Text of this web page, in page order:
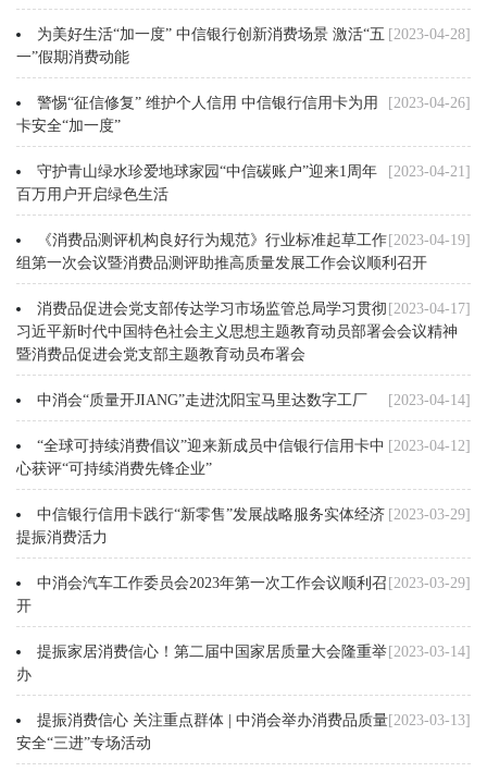
[2023-04-28]
为美好生活“加一度” 中信银行创新消费场景 激活“五
一”假期消费动能
[2023-04-26]
警惕“征信修复” 维护个人信用 中信银行信用卡为用
卡安全“加一度”
[2023-04-21]
守护青山绿水珍爱地球家园“中信碳账户”迎来1周年
百万用户开启绿色生活
[2023-04-19]
《消费品测评机构良好行为规范》行业标准起草工作
组第一次会议暨消费品测评助推高质量发展工作会议顺利召开
[2023-04-17]
消费品促进会党支部传达学习市场监管总局学习贯彻
习近平新时代中国特色社会主义思想主题教育动员部署会会议精神
暨消费品促进会党支部主题教育动员布署会
[2023-04-14]
中消会“质量开JIANG”走进沈阳宝马里达数字工厂
[2023-04-12]
“全球可持续消费倡议”迎来新成员中信银行信用卡中
心获评“可持续消费先锋企业”
[2023-03-29]
中信银行信用卡践行“新零售”发展战略服务实体经济
提振消费活力
[2023-03-29]
中消会汽车工作委员会2023年第一次工作会议顺利召
开
[2023-03-14]
提振家居消费信心！第二届中国家居质量大会隆重举
办
[2023-03-13]
提振消费信心 关注重点群体 | 中消会举办消费品质量
安全“三进”专场活动